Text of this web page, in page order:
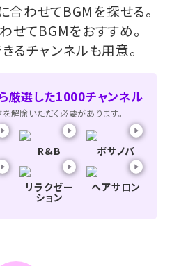
合わせてBGMを探せる。
せてBGMをおすすめ。
るチャンネルも用意。
厳選した1000チャンネル
解除いただく必要があります。
R&B ボサノバ
リラクゼー
ション
ヘアサロン